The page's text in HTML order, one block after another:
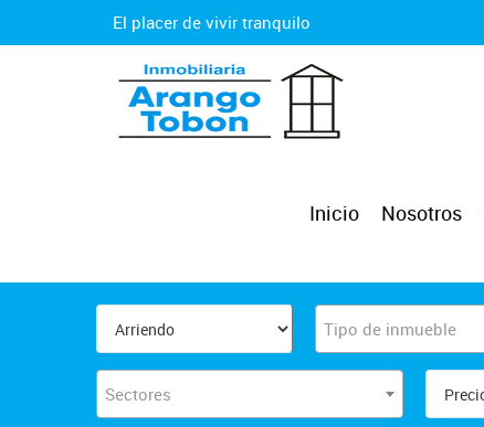
El placer de vivir tranquilo
Inicio Nosotros
Tipo de inmueble
Sectores